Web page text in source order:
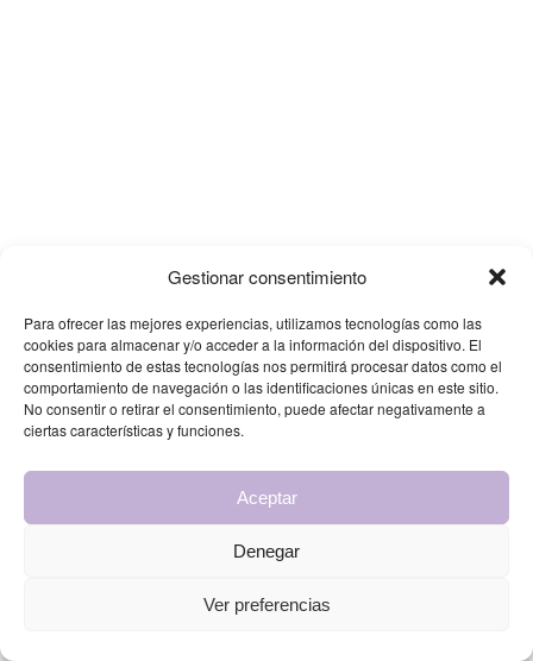
Gestionar consentimiento
Para ofrecer las mejores experiencias, utilizamos tecnologías como las
cookies para almacenar y/o acceder a la información del dispositivo. El
consentimiento de estas tecnologías nos permitirá procesar datos como el
comportamiento de navegación o las identificaciones únicas en este sitio.
No consentir o retirar el consentimiento, puede afectar negativamente a
ciertas características y funciones.
Aceptar
Denegar
Ver preferencias